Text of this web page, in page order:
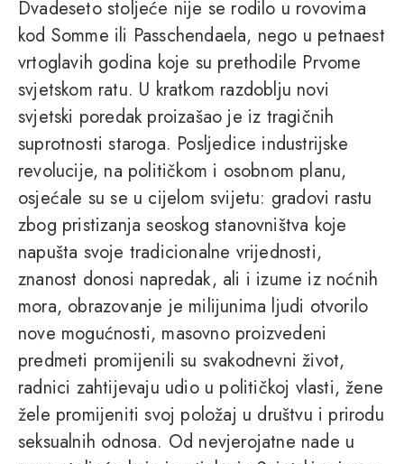
Dvadeseto stoljeće nije se rodilo u rovovima
kod Somme ili Passchendaela, nego u petnaest
vrtoglavih godina koje su prethodile Prvome
svjetskom ratu. U kratkom razdoblju novi
svjetski poredak proizašao je iz tragičnih
suprotnosti staroga. Posljedice industrijske
revolucije, na političkom i osobnom planu,
osjećale su se u cijelom svijetu: gradovi rastu
zbog pristizanja seoskog stanovništva koje
napušta svoje tradicionalne vrijednosti,
znanost donosi napredak, ali i izume iz noćnih
mora, obrazovanje je milijunima ljudi otvorilo
nove mogućnosti, masovno proizvedeni
predmeti promijenili su svakodnevni život,
radnici zahtijevaju udio u političkoj vlasti, žene
žele promijeniti svoj položaj u društvu i prirodu
seksualnih odnosa. Od nevjerojatne nade u